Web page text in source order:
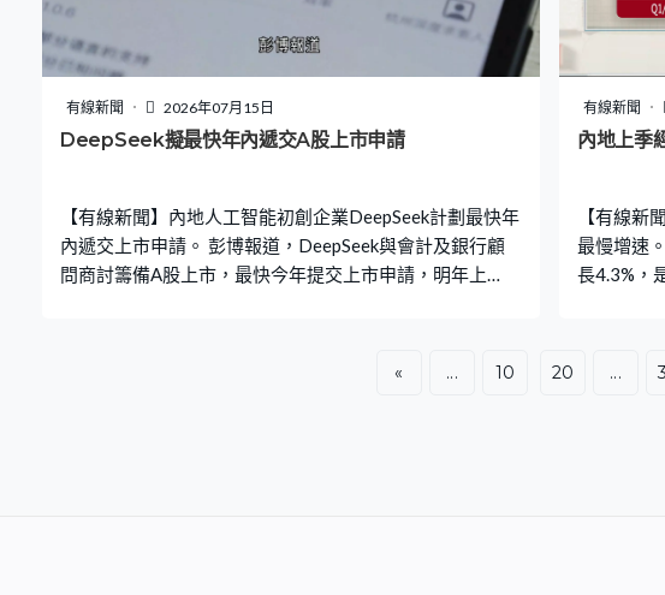
月內地零售銷售轉為增長1%，規模以上工業增加值增速加
快至逾5%，兩個數據均勝預期。不過，上半年固定資產投
資跌幅擴大至5.7%，是2020年5月以來最大跌幅，表現較
預期遜色。 國統局認為，目前國內人均資本存量明顯低於
發達國家，反映仍有空間加大有效投資。「傳統產業改造
生、優質教育
有線新聞 2026年07月15日
DeepSeek擬最快年內遞交A股上市申請
【有線新聞】內地人工智能初創企業DeepSeek計劃最快年
內遞交上市申請。 彭博報道，DeepSeek與會計及銀行顧
問商討籌備A股上市，最快今年提交上市申請，明年上
有線新聞
內地上季
【有線新
最慢增速
長4.3%，
5%，兩
擴大至
« ... 10 20 ...